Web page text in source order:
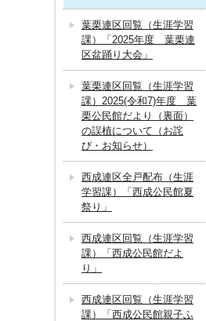
葉栗連区回覧（生涯学習
課）「2025年度 葉栗連
区盆踊り大会」
葉栗連区回覧（生涯学習
課）2025(令和7)年度 葉
栗公民館だより（裏面）
の誤植について（お詫
び・お知らせ）
西成連区全戸配布（生涯
学習課）「西成公民館夏
祭り」
西成連区回覧（生涯学習
課）「西成公民館だよ
り」
西成連区回覧（生涯学習
課）「西成公民館親子ふ